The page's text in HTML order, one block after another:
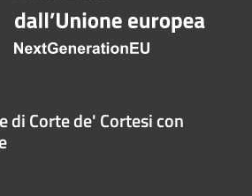
di Corte de' Cortesi con